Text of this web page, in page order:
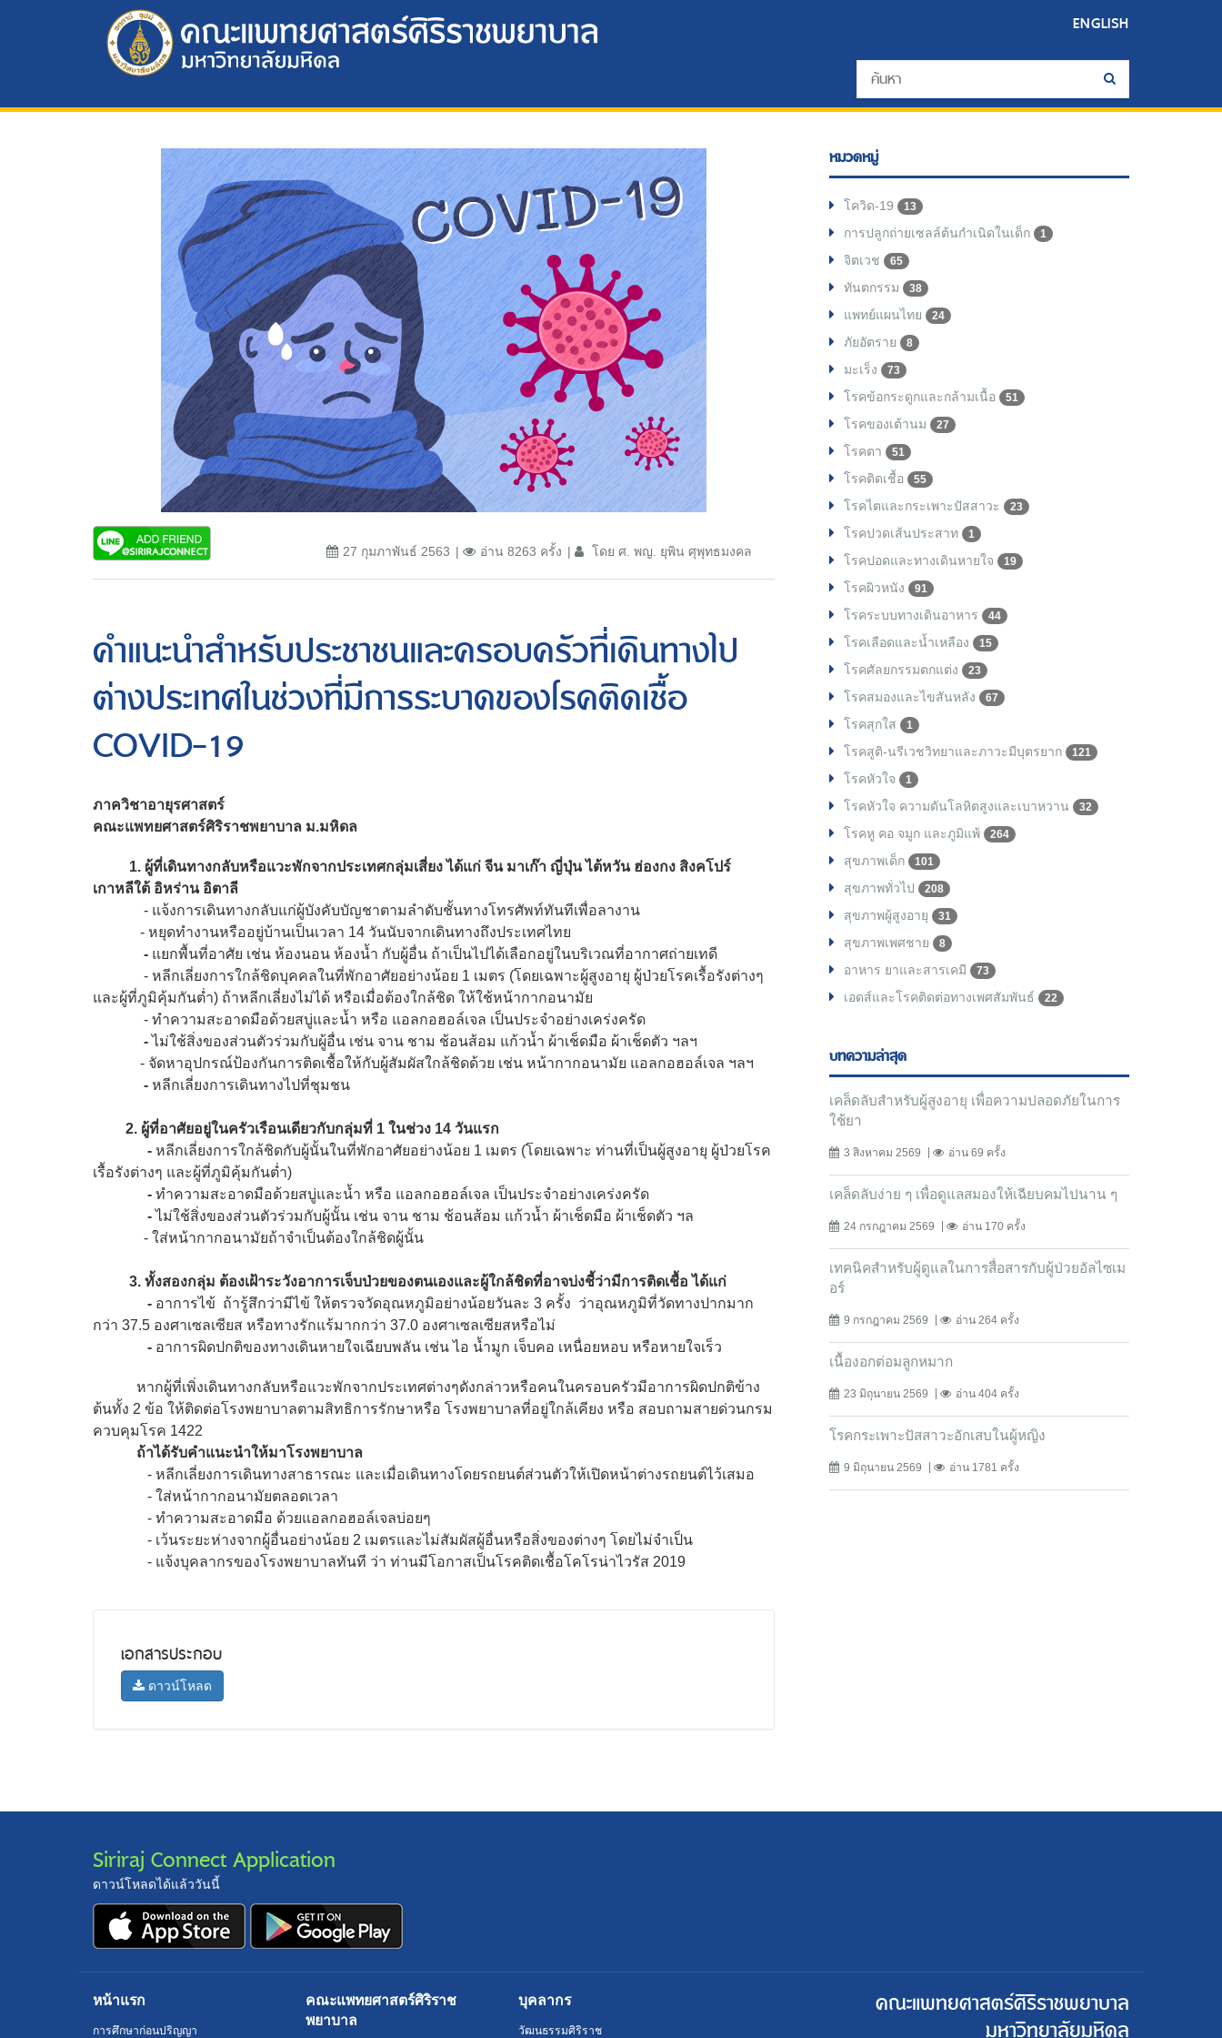
ENGLISH
27 กุมภาพันธ์ 2563 อ่าน 8263 ครั้ง โดย ศ. พญ. ยุพิน ศุพุทธมงคล
คำแนะนำสำหรับประชาชนและครอบครัวที่เดินทางไป
ต่างประเทศในช่วงที่มีการระบาดของโรคติดเชื้อ
COVID-19
ภาควิชาอายุรศาสตร์
คณะแพทยศาสตร์ศิริราชพยาบาล ม.มหิดล
1. ผู้ที่เดินทางกลับหรือแวะพักจากประเทศกลุ่มเสี่ยง ได้แก่ จีน มาเก๊า ญี่ปุ่น ไต้หวัน ฮ่องกง สิงคโปร์
เกาหลีใต้ อิหร่าน อิตาลี
- แจ้งการเดินทางกลับแก่ผู้บังคับบัญชาตามลำดับชั้นทางโทรศัพท์ทันทีเพื่อลางาน
- หยุดทำงานหรืออยู่บ้านเป็นเวลา 14 วันนับจากเดินทางถึงประเทศไทย
- แยกพื้นที่อาศัย เช่น ห้องนอน ห้องน้ำ กับผู้อื่น ถ้าเป็นไปได้เลือกอยู่ในบริเวณที่อากาศถ่ายเทดี
- หลีกเลี่ยงการใกล้ชิดบุคคลในที่พักอาศัยอย่างน้อย 1 เมตร (โดยเฉพาะผู้สูงอายุ ผู้ป่วยโรคเรื้อรังต่างๆ
และผู้ที่ภูมิคุ้มกันต่ำ) ถ้าหลีกเลี่ยงไม่ได้ หรือเมื่อต้องใกล้ชิด ให้ใช้หน้ากากอนามัย
- ทำความสะอาดมือด้วยสบู่และน้ำ หรือ แอลกอฮอล์เจล เป็นประจำอย่างเคร่งครัด
-ไม่ใช้สิ่งของส่วนตัวร่วมกับผู้อื่น เช่น จาน ชาม ช้อนส้อม แก้วน้ำ ผ้าเช็ดมือ ผ้าเช็ดตัว ฯลฯ
- จัดหาอุปกรณ์ป้องกันการติดเชื้อให้กับผู้สัมผัสใกล้ชิดด้วย เช่น หน้ากากอนามัย แอลกอฮอล์เจล ฯลฯ
- หลีกเลี่ยงการเดินทางไปที่ชุมชน
2. ผู้ที่อาศัยอยู่ในครัวเรือนเดียวกับกลุ่มที่ 1 ในช่วง 14 วันแรก
- หลีกเลี่ยงการใกล้ชิดกับผู้นั้นในที่พักอาศัยอย่างน้อย 1 เมตร (โดยเฉพาะ ท่านที่เป็นผู้สูงอายุ ผู้ป่วยโรค
เรื้อรังต่างๆ และผู้ที่ภูมิคุ้มกันต่ำ)
- ทำความสะอาดมือด้วยสบู่และน้ำ หรือ แอลกอฮอล์เจล เป็นประจำอย่างเคร่งครัด
-ไม่ใช้สิ่งของส่วนตัวร่วมกับผู้นั้น เช่น จาน ชาม ช้อนส้อม แก้วน้ำ ผ้าเช็ดมือ ผ้าเช็ดตัว ฯล
- ใส่หน้ากากอนามัยถ้าจำเป็นต้องใกล้ชิดผู้นั้น
3. ทั้งสองกลุ่ม ต้องเฝ้าระวังอาการเจ็บป่วยของตนเองและผู้ใกล้ชิดที่อาจบ่งชี้ว่ามีการติดเชื้อ ได้แก่
- อาการไข้ ถ้ารู้สึกว่ามีไข้ ให้ตรวจวัดอุณหภูมิอย่างน้อยวันละ 3 ครั้ง ว่าอุณหภูมิที่วัดทางปากมาก
กว่า 37.5 องศาเซลเซียส หรือทางรักแร้มากกว่า 37.0 องศาเซลเซียสหรือไม่
- อาการผิดปกติของทางเดินหายใจเฉียบพลัน เช่น ไอ น้ำมูก เจ็บคอ เหนื่อยหอบ หรือหายใจเร็ว
หากผู้ที่เพิ่งเดินทางกลับหรือแวะพักจากประเทศต่างๆดังกล่าวหรือคนในครอบครัวมีอาการผิดปกติข้าง
ต้นทั้ง 2 ข้อ ให้ติดต่อโรงพยาบาลตามสิทธิการรักษาหรือ โรงพยาบาลที่อยู่ใกล้เคียง หรือ สอบถามสายด่วนกรม
ควบคุมโรค 1422
ถ้าได้รับคำแนะนำให้มาโรงพยาบาล
- หลีกเลี่ยงการเดินทางสาธารณะ และเมื่อเดินทางโดยรถยนต์ส่วนตัวให้เปิดหน้าต่างรถยนต์ไว้เสมอ
- ใส่หน้ากากอนามัยตลอดเวลา
- ทำความสะอาดมือ ด้วยแอลกอฮอล์เจลบ่อยๆ
- เว้นระยะห่างจากผู้อื่นอย่างน้อย 2 เมตรและไม่สัมผัสผู้อื่นหรือสิ่งของต่างๆ โดยไม่จำเป็น
- แจ้งบุคลากรของโรงพยาบาลทันที ว่า ท่านมีโอกาสเป็นโรคติดเชื้อโคโรน่าไวรัส 2019
เอกสารประกอบ
ดาวน์โหลด
หมวดหมู่
โควิด-19 13
การปลูกถ่ายเซลล์ต้นกำเนิดในเด็ก 1
จิตเวช 65
ทันตกรรม 38
แพทย์แผนไทย 24
ภัยอัตราย 8
มะเร็ง 73
โรคข้อกระดูกและกล้ามเนื้อ 51
โรคของเต้านม 27
โรคตา 51
โรคติดเชื้อ 55
โรคไตและกระเพาะปัสสาวะ 23
โรคปวดเส้นประสาท 1
โรคปอดและทางเดินหายใจ 19
โรคผิวหนัง 91
โรคระบบทางเดินอาหาร 44
โรคเลือดและน้ำเหลือง 15
โรคศัลยกรรมตกแต่ง 23
โรคสมองและไขสันหลัง 67
โรคสุกใส 1
โรคสูติ-นรีเวชวิทยาและภาวะมีบุตรยาก 121
โรคหัวใจ 1
โรคหัวใจ ความดันโลหิตสูงและเบาหวาน 32
โรคหู คอ จมูก และภูมิแพ้ 264
สุขภาพเด็ก 101
สุขภาพทั่วไป 208
สุขภาพผู้สูงอายุ 31
สุขภาพเพศชาย 8
อาหาร ยาและสารเคมี 73
เอดส์และโรคติดต่อทางเพศสัมพันธ์ 22
บทความล่าสุด
เคล็ดลับสำหรับผู้สูงอายุ เพื่อความปลอดภัยในการ
ใช้ยา
3 สิงหาคม 2569 อ่าน 69 ครั้ง
เคล็ดลับง่าย ๆ เพื่อดูแลสมองให้เฉียบคมไปนาน ๆ
24 กรกฎาคม 2569 อ่าน 170 ครั้ง
เทคนิคสำหรับผู้ดูแลในการสื่อสารกับผู้ป่วยอัลไซเม
อร์
9 กรกฎาคม 2569 อ่าน 264 ครั้ง
เนื้องอกต่อมลูกหมาก
23 มิถุนายน 2569 อ่าน 404 ครั้ง
โรคกระเพาะปัสสาวะอักเสบในผู้หญิง
9 มิถุนายน 2569 อ่าน 1781 ครั้ง
Siriraj Connect Application
ดาวน์โหลดได้แล้ววันนี้
หน้าแรก
การศึกษาก่อนปริญญา
คณะแพทยศาสตร์ศิริราช
พยาบาล
บุคลากร
วัฒนธรรมศิริราช
คณะแพทยศาสตร์ศิริราชพยาบาล
มหาวิทยาลัยมหิดล